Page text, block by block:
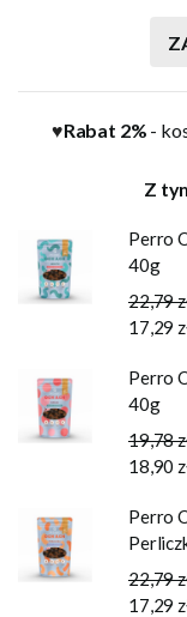
♥Rabat 2% -
Z
Perro
40g
22,79
17,29
Perro
40g
19,78
18,90
Perro
22,79
17,29